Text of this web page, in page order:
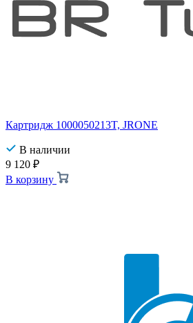
Картридж 1000050213T, JRONE
В наличии
9 120 ₽
В корзину